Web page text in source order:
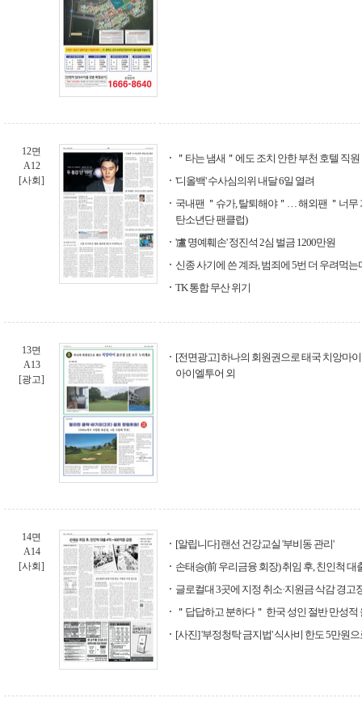
12면
A12
[사회]
＂타는 냄새＂에도 조치 안한 부천 호텔 직원
'디올백' 수사심의위 내달 6일 열려
국내팬 ＂슈가, 탈퇴해야＂… 해외팬 ＂너무
탄소년단 팬클럽)
'盧 명예훼손' 정진석 2심 벌금 1200만원
신종 사기에 쓴 계좌, 범죄에 5번 더 우려먹는
TK 통합 무산 위기
13면
A13
[광고]
[전면광고] 하나의 회원권으로 태국 치앙마
아이엘투어 외
14면
A14
[사회]
[알립니다] 랜선 건강교실 '부비동 관리'
손태승(前 우리금융 회장) 취임 후, 친인척
글로컬대 3곳에 지정 취소·지원금 삭감 경고
＂답답하고 분하다＂ 한국 성인 절반 만성적
[사진] '부정청탁 금지법' 식사비 한도 5만원